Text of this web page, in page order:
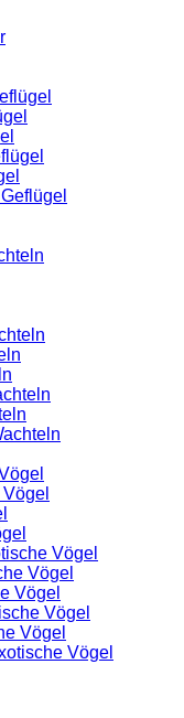
Vögel
Vögel
Vögel
Vögel
Vögel
Vögel